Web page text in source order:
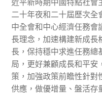
二十年夜和二十屆歷次全
中全會和中心經濟任務會
長理念，加速構建新成長
長，保持穩中求進任務總
局，更好兼顧成長和平安
策，加強政策前瞻性針對
供應，做優增量、盤活存